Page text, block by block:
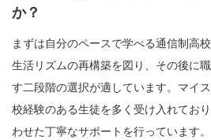
か？
まずは自分のペースで学べる通信制高
生活リズムの再構築を図り、その後に
す二段階の選択が適しています。マイ
校経験のある生徒を多く受け入れてお
わせた丁寧なサポートを行っています。